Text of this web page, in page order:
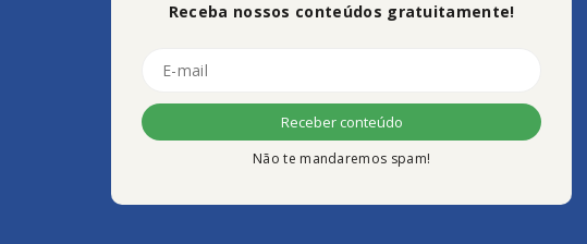
Receba nossos conteúdos gratuitamente!
Não te mandaremos spam!